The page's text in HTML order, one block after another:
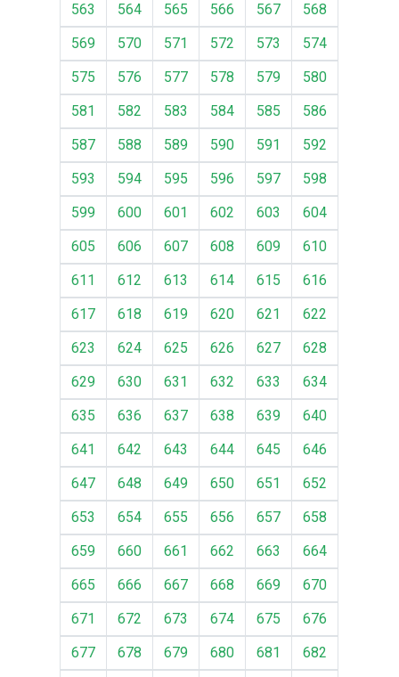
563
564 565 566 567
568
569
570 571 572 573
574
575
576 577 578 579
580
581
582 583 584 585
586
587
588 589 590 591
592
593
594 595 596 597
598
599
600 601 602 603
604
605
606 607 608 609
610
611
612 613 614 615
616
617
618 619 620 621
622
623
624 625 626 627
628
629
630 631 632 633
634
635
636 637 638 639
640
641
642 643 644 645
646
647
648 649 650 651
652
653
654 655 656 657
658
659
660 661 662 663
664
665
666 667 668 669
670
671
672 673 674 675
676
677
678 679 680 681
682